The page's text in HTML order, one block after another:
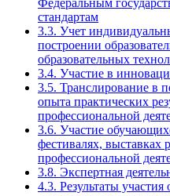
стандартам
3.3. Учет
построении
образовательных
3.4. Участие в
3.5. Транслирование в
опыта практических
профессиональной
3.6. Участие
фестивалях,
профессиональной
3.8. Экспертная
4.3. Результаты